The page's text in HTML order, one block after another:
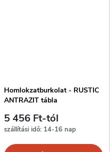
Homlokzatburkolat - RUSTIC
ANTRAZIT tábla
5 456 Ft-tól
szállítási idő: 14-16 nap